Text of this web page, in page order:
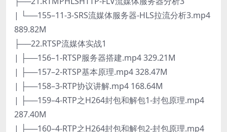
| └──155–11-3-SRS流媒体服务器-HLS拉流分析3.mp4
889.82M
├──22.RTSP流媒体实战1
| ├──156–1-RTSP服务器搭建.mp4 329.21M
| ├──157–2-RTSP基本原理.mp4 328.47M
| ├──158–3-RTP协议讲解.mp4 168.64M
| ├──159–4-RTP之H264封包和解包1-封包原理.mp4
287.40M
| ├──160–4-RTP之H264封包和解包2-封包原理.mp4